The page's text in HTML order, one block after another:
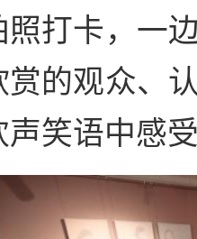
照打卡，一
赏的观众、
声笑语中感